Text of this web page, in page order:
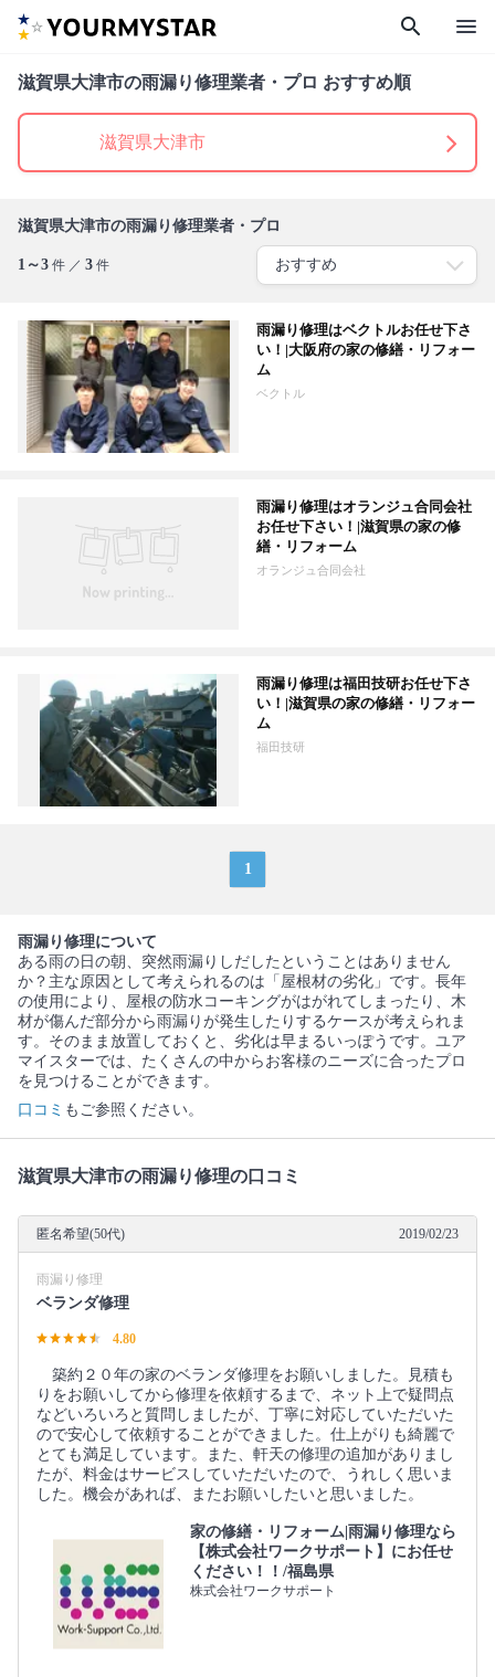
search menu
滋賀県大津市の雨漏り修理業者・プロ おすすめ順
滋賀県大津市
滋賀県大津市の雨漏り修理業者・プロ
1～3 件 ／ 3 件
雨漏り修理はベクトルお任せ下さ
い！|大阪府の家の修繕・リフォー
ム
ベクトル
雨漏り修理はオランジュ合同会社
お任せ下さい！|滋賀県の家の修
繕・リフォーム
オランジュ合同会社
雨漏り修理は福田技研お任せ下さ
い！|滋賀県の家の修繕・リフォー
ム
福田技研
1
雨漏り修理について
ある雨の日の朝、突然雨漏りしだしたということはありません
か？主な原因として考えられるのは「屋根材の劣化」です。長年
の使用により、屋根の防水コーキングがはがれてしまったり、木
材が傷んだ部分から雨漏りが発生したりするケースが考えられま
す。そのまま放置しておくと、劣化は早まるいっぽうです。ユア
マイスターでは、たくさんの中からお客様のニーズに合ったプロ
を見つけることができます。
口コミ もご参照ください。
滋賀県大津市の雨漏り修理の口コミ
匿名希望(50代) 2019/02/23
雨漏り修理
ベランダ修理
4.80
築約２０年の家のベランダ修理をお願いしました。見積も
りをお願いしてから修理を依頼するまで、ネット上で疑問点
などいろいろと質問しましたが、丁寧に対応していただいた
ので安心して依頼することができました。仕上がりも綺麗で
とても満足しています。また、軒天の修理の追加がありまし
たが、料金はサービスしていただいたので、うれしく思いま
した。機会があれば、またお願いしたいと思いました。
家の修繕・リフォーム|雨漏り修理なら
【株式会社ワークサポート】にお任せ
ください！！/福島県
株式会社ワークサポート